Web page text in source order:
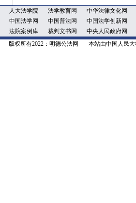
人大法学院 法学教育网
中华法律文化网
中国法学网 中国普法网
中国法学创新网
法院案例库 裁判文书网
中央人民政府网
版权所有2022：明德公法网 本站由中国人民